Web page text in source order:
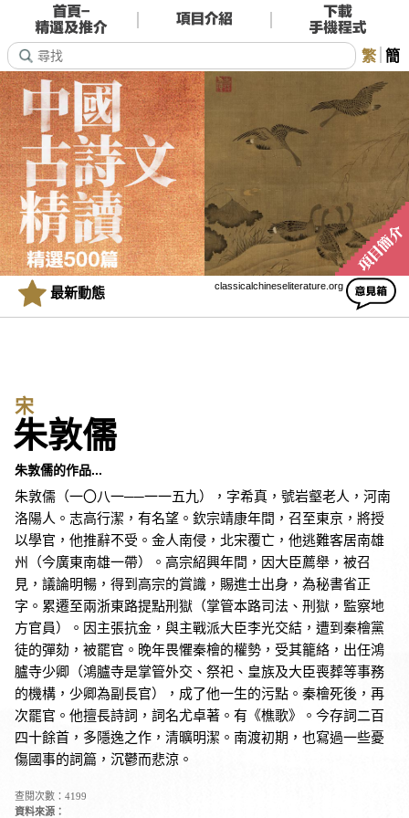
繁 簡
classicalchineseliterature.org
最新動態
宋
朱敦儒
朱敦儒的作品...
朱敦儒（一〇八一──一一五九），字希真，號岩壑老人，河南
洛陽人。志高行潔，有名望。欽宗靖康年間，召至東京，將授
以學官，他推辭不受。金人南侵，北宋覆亡，他逃難客居南雄
州（今廣東南雄一帶）。高宗紹興年間，因大臣薦舉，被召
見，議論明暢，得到高宗的賞識，賜進士出身，為秘書省正
字。累遷至兩浙東路提點刑獄（掌管本路司法、刑獄，監察地
方官員）。因主張抗金，與主戰派大臣李光交結，遭到秦檜黨
徒的彈劾，被罷官。晚年畏懼秦檜的權勢，受其籠絡，出任鴻
臚寺少卿（鴻臚寺是掌管外交、祭祀、皇族及大臣喪葬等事務
的機構，少卿為副長官），成了他一生的污點。秦檜死後，再
次罷官。他擅長詩詞，詞名尤卓著。有《樵歌》。今存詞二百
四十餘首，多隱逸之作，清曠明潔。南渡初期，也寫過一些憂
傷國事的詞篇，沉鬱而悲涼。
查閱次數：4199
資料來源：